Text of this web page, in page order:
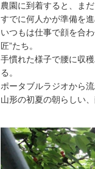
農園に到着すると、ま
すでに何人かが準備を進
いつもは仕事で顔を合
匠”たち。
手慣れた様子で腰に収
る。
ポータブルラジオから
山形の初夏の朝らしい